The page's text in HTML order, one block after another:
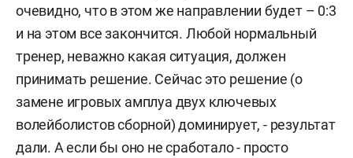
очевидно, что в этом же направлении будет – 0:3
и на этом все закончится. Любой нормальный
тренер, неважно какая ситуация, должен
принимать решение. Сейчас это решение (о
замене игровых амплуа двух ключевых
волейболистов сборной) доминирует, - результат
дали. А если бы оно не сработало - просто